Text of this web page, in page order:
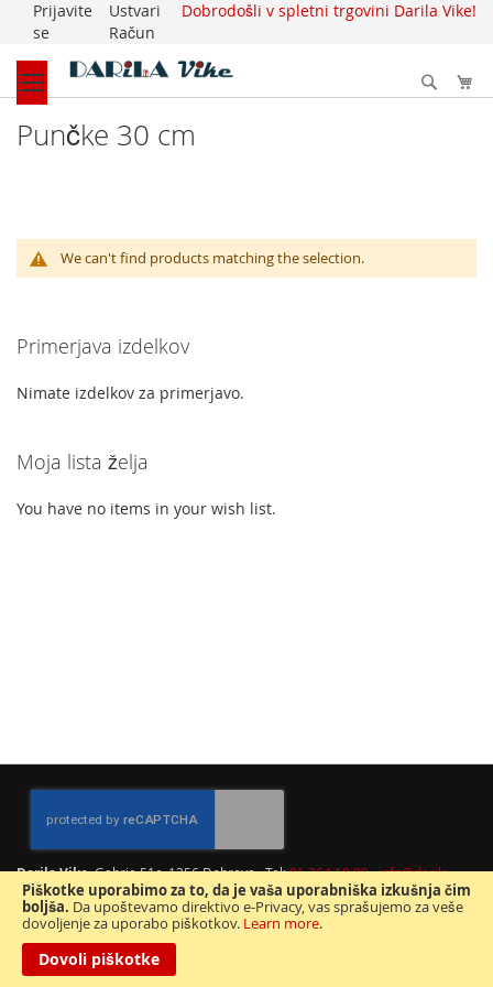
Piškotke uporabimo za to, da je vaša uporabniška izkušnja čim
boljša. Da upoštevamo direktivo e-Privacy, vas sprašujemo za veše
dovoljenje za uporabo piškotkov. Learn more.
Dovoli piškotke
Skip
Content
Dobrodošli v spletni trgovini Darila Vike!
Prijavite
se
Ustvari
Račun
Išči
Punčke 30 cm
We can't find products matching the selection.
Primerjava izdelkov
Nimate izdelkov za primerjavo.
Moja lista želja
You have no items in your wish list.
Darila Vike, Gabrje 51c, 1356 Dobrova · Tel:01 364 10 89·info@darila-
vike.si
This site is protected by reCAPTCHA and the GooglePrivacy Policyand
Terms of Serviceapply.
Copyright © 2026 Vike, d.o.o. Vse pravice pridržane.